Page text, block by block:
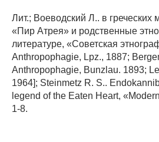
Лит.; Воеводский Л.. в
«Пир Атрея» и родственные
литературе, «Советская
Anthropophagie, Lpz., 1887;
Anthropophagie, Bunzlau. 1893;
1964]; Steinmetz R. S..
legend of the Eaten Heart,
1-8.